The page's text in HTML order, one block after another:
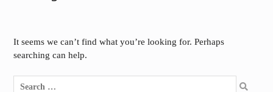
It seems we can’t find what you’re looking for. Perhaps
searching can help.
Search